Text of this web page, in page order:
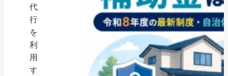
代
行
を
利
用
す